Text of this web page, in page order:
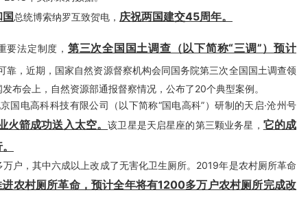
总统博索纳罗互致贺电， 庆祝两国建交45周年。
法定制度， 第三次全国国土调查（以下简称“三调”）预计
靠，近期，国家自然资源督察机构会同国务院第三次全国国土调查领
布会上，自然资源部通报督察情况，公布了20个典型案例。
电高科科技有限公司（以下简称“国电高科”）研制的天启·沧州号
火箭成功送入太空。该卫星是天启星座的第三颗业务星， 它的成
户，其中六成以上改成了无害化卫生厕所。2019年是农村厕所革命
农村厕所革命，预计全年将有1200多万户农村厕所完成改